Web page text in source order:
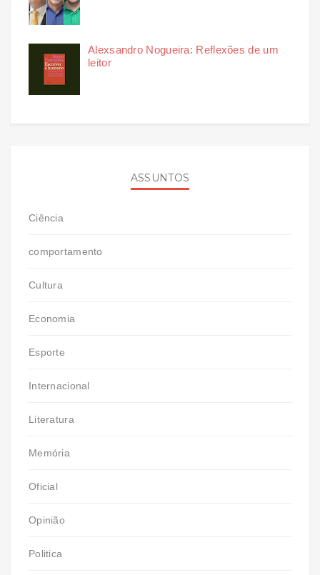
Alexsandro Nogueira: Reflexões de um
leitor
ASSUNTOS
Ciência
comportamento
Cultura
Economia
Esporte
Internacional
Literatura
Memória
Oficial
Opinião
Politica